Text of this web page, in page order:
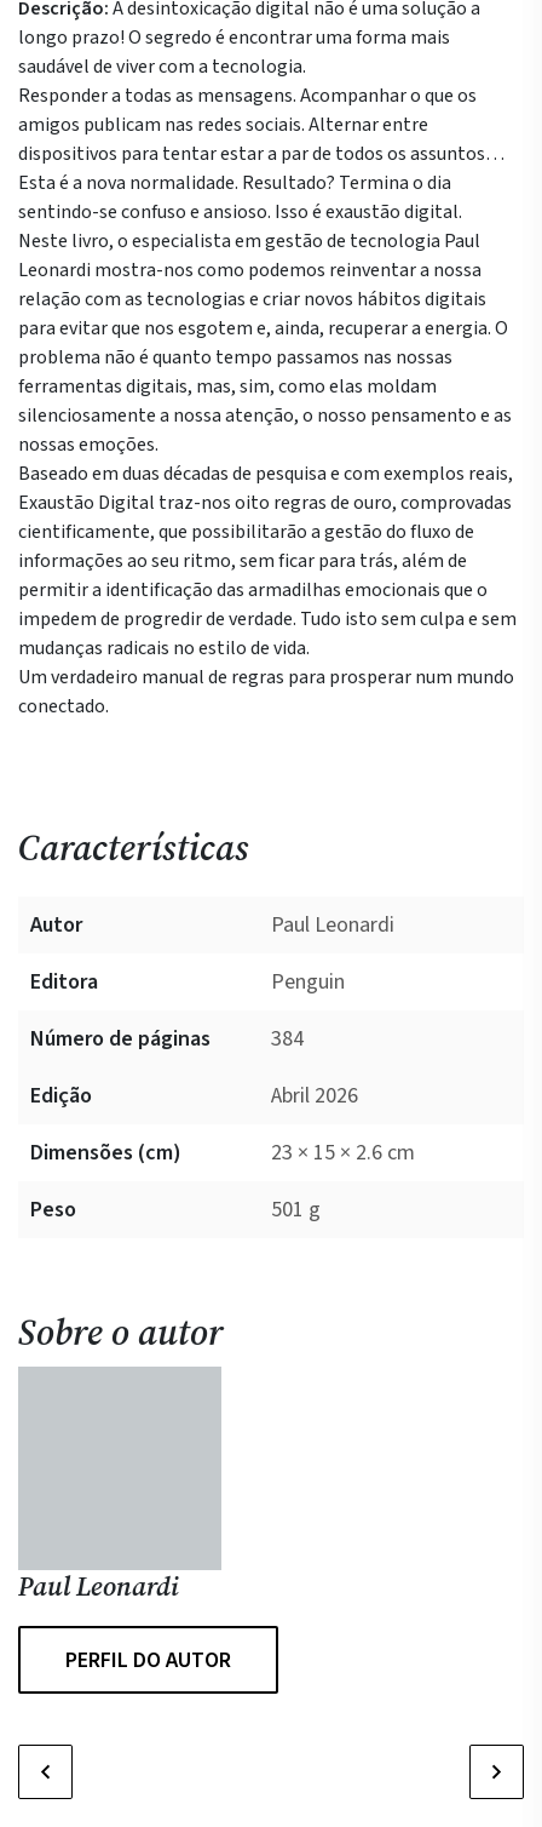
Descrição:A desintoxicação digital não é uma solução a
longo prazo! O segredo é encontrar uma forma mais
saudável de viver com a tecnologia.
Responder a todas as mensagens. Acompanhar o que os
amigos publicam nas redes sociais. Alternar entre
dispositivos para tentar estar a par de todos os assuntos…
Esta é a nova normalidade. Resultado? Termina o dia
sentindo-se confuso e ansioso. Isso é exaustão digital.
Neste livro, o especialista em gestão de tecnologia Paul
Leonardi mostra-nos como podemos reinventar a nossa
relação com as tecnologias e criar novos hábitos digitais
para evitar que nos esgotem e, ainda, recuperar a energia. O
problema não é quanto tempo passamos nas nossas
ferramentas digitais, mas, sim, como elas moldam
silenciosamente a nossa atenção, o nosso pensamento e as
nossas emoções.
Baseado em duas décadas de pesquisa e com exemplos reais,
Exaustão Digital traz-nos oito regras de ouro, comprovadas
cientificamente, que possibilitarão a gestão do fluxo de
informações ao seu ritmo, sem ficar para trás, além de
permitir a identificação das armadilhas emocionais que o
impedem de progredir de verdade. Tudo isto sem culpa e sem
mudanças radicais no estilo de vida.
Um verdadeiro manual de regras para prosperar num mundo
conectado.
Características
Autor
Paul Leonardi
Editora
Penguin
Número de páginas
384
Edição
Abril 2026
Dimensões (cm)
23 × 15 × 2.6 cm
Peso
501 g
Sobre o autor
Paul Leonardi
PERFIL DO AUTOR